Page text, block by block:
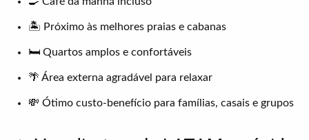
🏝️ Próximo às melhores praias e cabanas
🛏️ Quartos amplos e confortáveis
🌴 Área externa agradável para relaxar
💸 Ótimo custo-benefício para famílias, casais e grupos